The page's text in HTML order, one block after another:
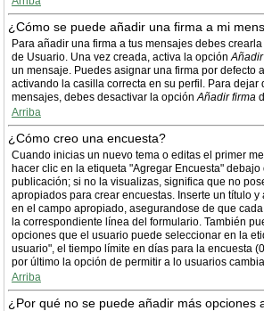
¿Cómo se puede añadir una firma a mi
Para añadir una firma a tus mensajes debes
de Usuario. Una vez creada, activa la opción
un mensaje. Puedes asignar una firma por defecto
activando la casilla correcta en su perfil. Para dejar
mensajes, debes desactivar la opciónAñadir firma
Arriba
¿Cómo creo una encuesta?
Cuando inicias un nuevo tema o editas el primer
hacer clic en la etiqueta "Agregar Encuesta" debajo
publicación; si no la visualizas, significa que no
apropiados para crear encuestas. Inserte un título
en el campo apropiado, asegurandose de que
la correspondiente línea del formulario. También
opciones que el usuario puede seleccionar en la
usuario", el tiempo límite en días para la encuesta
por último la opción de permitir a lo usuarios
Arriba
¿Por qué no se puede añadir más opciones